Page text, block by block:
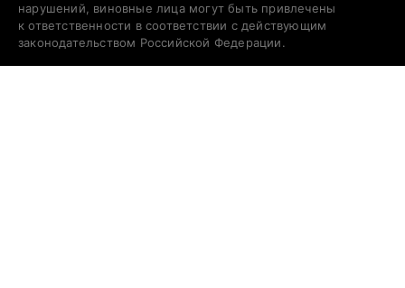
нарушений, виновные лица могут быть привлечены
к ответственности в соответствии с действующим
законодательством Российской Федерации.